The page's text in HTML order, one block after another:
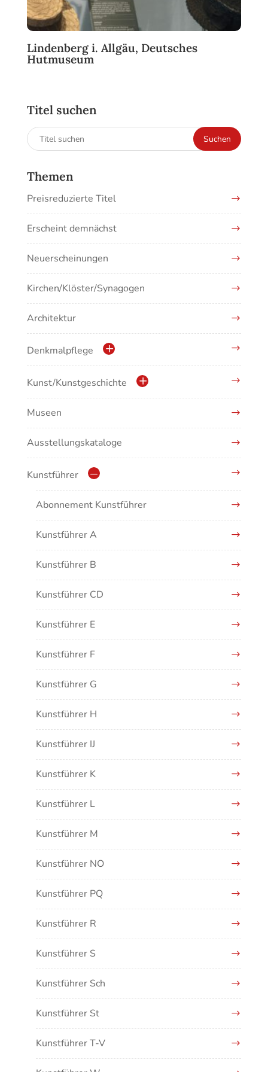
Lindenberg i. Allgäu, Deutsches
Hutmuseum
Titel suchen
Suchen
nach:
Suchen
Themen
Preisreduzierte Titel
Erscheint demnächst
Neuerscheinungen
Kirchen/Klöster/Synagogen
Architektur
Denkmalpflege
Kulturdenkmale in Baden-Württemberg
Kunst/Kunstgeschichte
Antike/Mittelalter
Renaissance/Barock/19. Jahrhundert
Moderne/Gegenwartskunst
Übergreifende Darstellungen
Museen
Ausstellungskataloge
Kunstführer
Abonnement Kunstführer
Kunstführer A
Kunstführer B
Kunstführer CD
Kunstführer E
Kunstführer F
Kunstführer G
Kunstführer H
Kunstführer IJ
Kunstführer K
Kunstführer L
Kunstführer M
Kunstführer NO
Kunstführer PQ
Kunstführer R
Kunstführer S
Kunstführer Sch
Kunstführer St
Kunstführer T-V